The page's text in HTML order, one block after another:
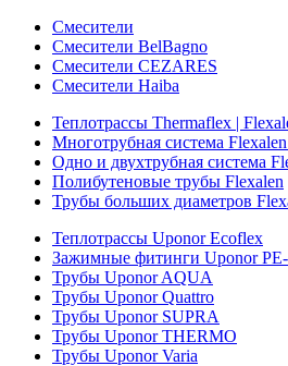
Смесители
Смесители BelBagno
Смесители CEZARES
Смесители Haiba
Теплотрассы Thermaflex |
Многотрубная система
Одно и двухтрубная система
Полибутеновые трубы Flexalen
Трубы больших диаметров
Теплотрассы Uponor Ecoflex
Зажимные фитинги Uponor
Трубы Uponor AQUA
Трубы Uponor Quattro
Трубы Uponor SUPRA
Трубы Uponor THERMO
Трубы Uponor Varia